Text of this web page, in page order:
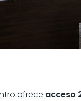
ofrece acceso